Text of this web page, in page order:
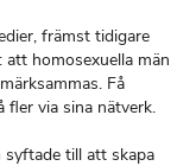
främst tidigare
att homosexuella män
Få
fler via sina nätverk.
till att skapa